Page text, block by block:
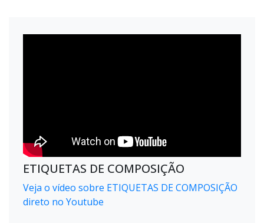
ETIQUETAS DE COMPOSIÇÃO
Veja o vídeo sobre ETIQUETAS DE COMPOSIÇÃO
direto no Youtube